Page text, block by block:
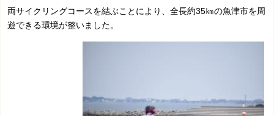
両サイクリングコースを結ぶことにより、全長約35㎞の魚津市を周
遊できる環境が整いました。